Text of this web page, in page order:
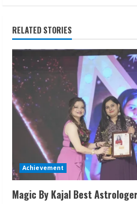
n
u
e
R
e
i
n
RELATED STORIES
Achievement
Magic By Kajal Best